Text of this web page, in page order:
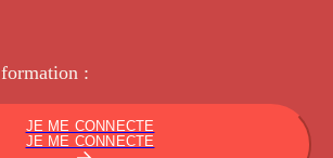
formation :
JE ME CONNECTE
JE ME CONNECTE